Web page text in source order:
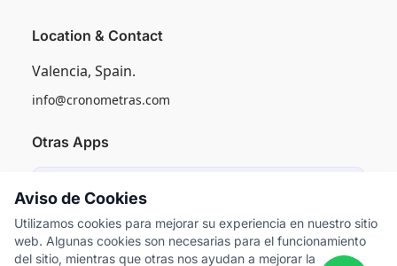
Location & Contact
Valencia, Spain.
info@cronometras.com
Otras Apps
Control de Producción Industrial
Worksamp
Aviso de Cookies
Utilizamos cookies para mejorar su experiencia en nuestro sitio
web. Algunas cookies son necesarias para el funcionamiento
del sitio, mientras que otras nos ayudan a mejorar la